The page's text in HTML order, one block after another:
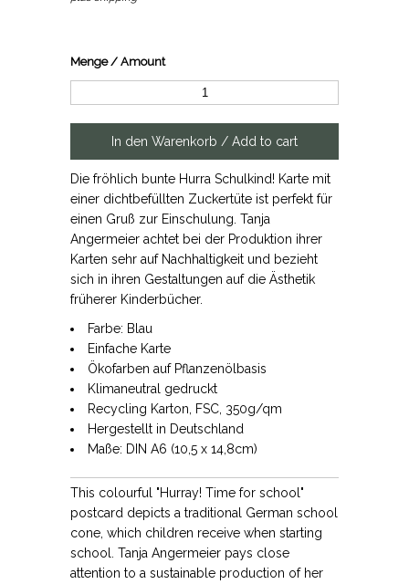
Menge / Amount
Die fröhlich bunte Hurra Schulkind! Karte mit
einer dichtbefüllten Zuckertüte ist perfekt für
einen Gruß zur Einschulung. Tanja
Angermeier achtet bei der Produktion ihrer
Karten sehr auf Nachhaltigkeit und bezieht
sich in ihren Gestaltungen auf die Ästhetik
früherer Kinderbücher.
Farbe: Blau
Einfache Karte
Ökofarben auf Pflanzenölbasis
Klimaneutral gedruckt
Recycling Karton, FSC, 350g/qm
Hergestellt in Deutschland
Maße: DIN A6 (10,5 x 14,8cm)
This colourful "Hurray! Time for school"
postcard depicts a traditional German school
cone, which children receive when starting
school. Tanja Angermeier pays close
attention to a sustainable production of her